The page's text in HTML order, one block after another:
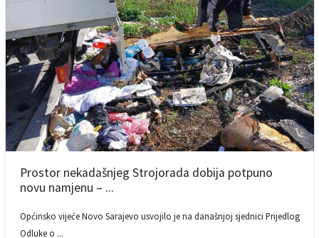
Prostor nekadašnjeg Strojorada dobija potpuno
novu namjenu – ...
Općinsko vijeće Novo Sarajevo usvojilo je na današnjoj sjednici Prijedlog
Odluke o ...